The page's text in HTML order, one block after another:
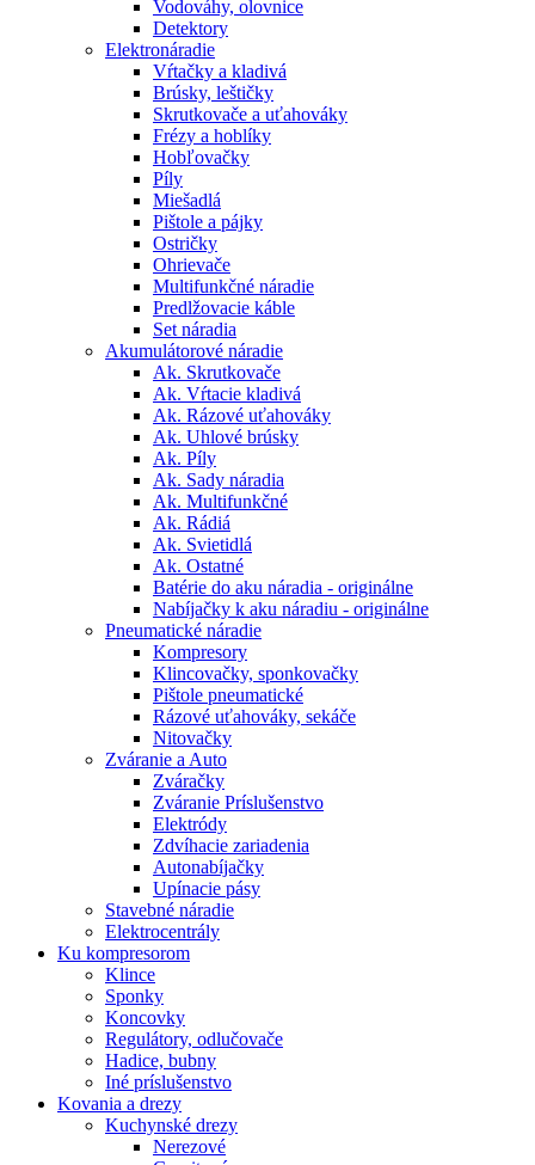
Vodováhy, olovnice
Detektory
Elektronáradie
Vŕtačky a kladivá
Brúsky, leštičky
Skrutkovače a uťahováky
Frézy a hoblíky
Hobľovačky
Píly
Miešadlá
Pištole a pájky
Ostričky
Ohrievače
Multifunkčné náradie
Predlžovacie káble
Set náradia
Akumulátorové náradie
Ak. Skrutkovače
Ak. Vŕtacie kladivá
Ak. Rázové uťahováky
Ak. Uhlové brúsky
Ak. Píly
Ak. Sady náradia
Ak. Multifunkčné
Ak. Rádiá
Ak. Svietidlá
Ak. Ostatné
Batérie do aku náradia - originálne
Nabíjačky k aku náradiu - originálne
Pneumatické náradie
Kompresory
Klincovačky, sponkovačky
Pištole pneumatické
Rázové uťahováky, sekáče
Nitovačky
Zváranie a Auto
Zváračky
Zváranie Príslušenstvo
Elektródy
Zdvíhacie zariadenia
Autonabíjačky
Upínacie pásy
Stavebné náradie
Elektrocentrály
Ku kompresorom
Klince
Sponky
Koncovky
Regulátory, odlučovače
Hadice, bubny
Iné príslušenstvo
Kovania a drezy
Kuchynské drezy
Nerezové